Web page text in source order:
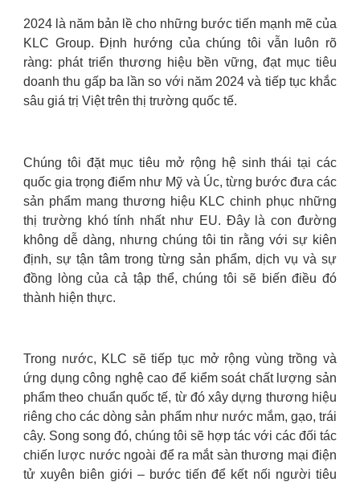
2024 là năm bản lề cho những bước tiến mạnh mẽ của
KLC Group. Định hướng của chúng tôi vẫn luôn rõ
ràng: phát triển thương hiệu bền vững, đạt mục tiêu
doanh thu gấp ba lần so với năm 2024 và tiếp tục khắc
sâu giá trị Việt trên thị trường quốc tế.
Chúng tôi đặt mục tiêu mở rộng hệ sinh thái tại các
quốc gia trọng điểm như Mỹ và Úc, từng bước đưa các
sản phẩm mang thương hiệu KLC chinh phục những
thị trường khó tính nhất như EU. Đây là con đường
không dễ dàng, nhưng chúng tôi tin rằng với sự kiên
định, sự tận tâm trong từng sản phẩm, dịch vụ và sự
đồng lòng của cả tập thể, chúng tôi sẽ biến điều đó
thành hiện thực.
Trong nước, KLC sẽ tiếp tục mở rộng vùng trồng và
ứng dụng công nghệ cao để kiểm soát chất lượng sản
phẩm theo chuẩn quốc tế, từ đó xây dựng thương hiệu
riêng cho các dòng sản phẩm như nước mắm, gạo, trái
cây. Song song đó, chúng tôi sẽ hợp tác với các đối tác
chiến lược nước ngoài để ra mắt sàn thương mại điện
tử xuyên biên giới – bước tiến để kết nối người tiêu